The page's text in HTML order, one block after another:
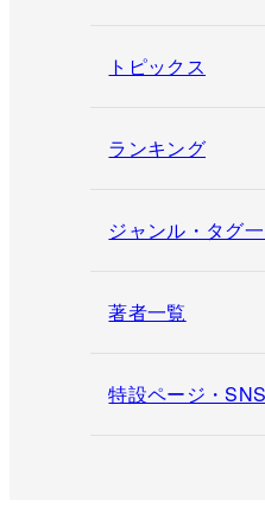
トピックス
ランキング
ジャンル・タグ
著者一覧
特設ページ・